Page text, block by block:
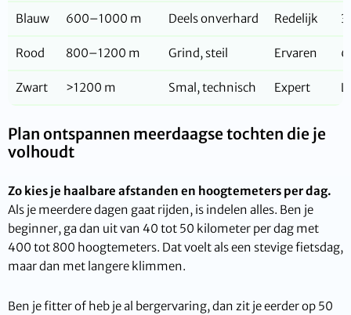
Blauw 600–1000 m Deels onverhard Redelijk
Rood 800–1200 m Grind, steil Ervaren
Zwart >1200 m Smal, technisch Expert
Plan ontspannen meerdaagse tochten die je
volhoudt
Zo kies je haalbare afstanden en hoogtemeters per dag.
Als je meerdere dagen gaat rijden, is indelen alles. Ben je
beginner, ga dan uit van 40 tot 50 kilometer per dag met
400 tot 800 hoogtemeters. Dat voelt als een stevige fietsdag,
maar dan met langere klimmen.
Ben je fitter of heb je al bergervaring, dan zit je eerder op 50